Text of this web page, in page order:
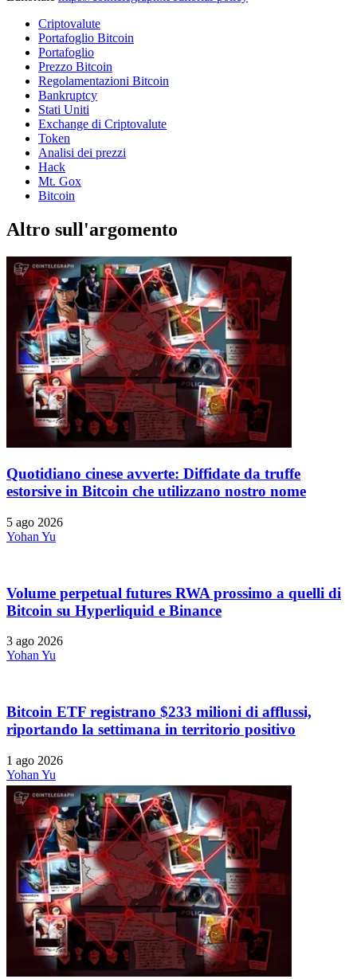
Criptovalute
Portafoglio Bitcoin
Portafoglio
Prezzo Bitcoin
Regolamentazioni Bitcoin
Bankruptcy
Stati Uniti
Exchange di Criptovalute
Token
Analisi dei prezzi
Hack
Mt. Gox
Bitcoin
Altro sull'argomento
Quotidiano cinese avverte: Diffidate da truffe
estorsive in Bitcoin che utilizzano nostro nome
5 ago 2026
Yohan Yu
Volume perpetual futures RWA prossimo a quelli di
Bitcoin su Hyperliquid e Binance
3 ago 2026
Yohan Yu
Bitcoin ETF registrano $233 milioni di afflussi,
riportando la settimana in territorio positivo
1 ago 2026
Yohan Yu